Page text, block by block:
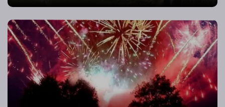
Телефон
Комментарий
к заказу